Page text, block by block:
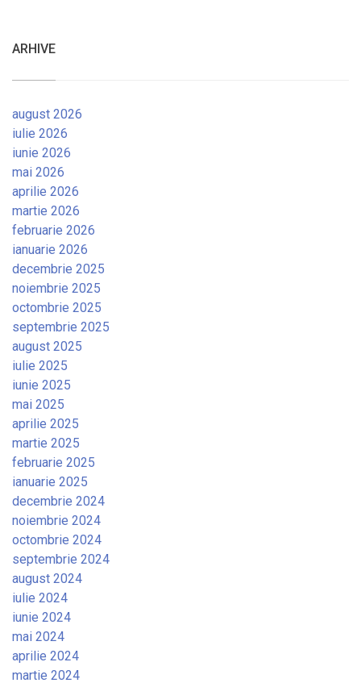
ARHIVE
august 2026
iulie 2026
iunie 2026
mai 2026
aprilie 2026
martie 2026
februarie 2026
ianuarie 2026
decembrie 2025
noiembrie 2025
octombrie 2025
septembrie 2025
august 2025
iulie 2025
iunie 2025
mai 2025
aprilie 2025
martie 2025
februarie 2025
ianuarie 2025
decembrie 2024
noiembrie 2024
octombrie 2024
septembrie 2024
august 2024
iulie 2024
iunie 2024
mai 2024
aprilie 2024
martie 2024